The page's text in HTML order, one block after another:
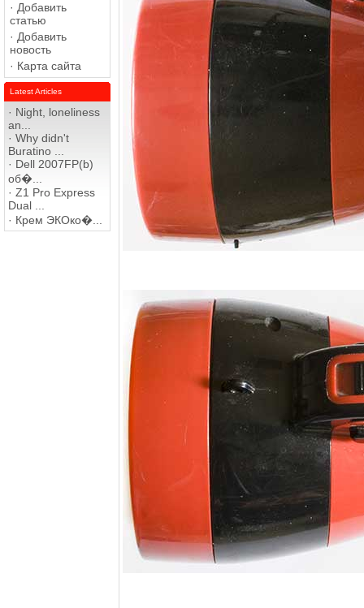
· Добавить
статью
· Добавить
новость
· Карта сайта
Latest Articles
· Night, loneliness
an...
· Why didn't
Buratino ...
· Dell 2007FP(b)
об�...
· Z1 Pro Express
Dual ...
· Крем ЭКОко�...